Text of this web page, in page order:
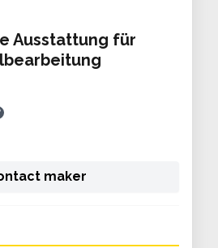
Ausstattung für
maker